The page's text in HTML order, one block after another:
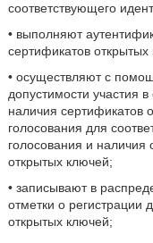
соответствующего
• выполняют
сертификатов открытых
• осуществляют с
допустимости участия
наличия сертификатов
голосования для
голосования и наличия
открытых ключей;
• записывают в
отметки о регистрации
открытых ключей;